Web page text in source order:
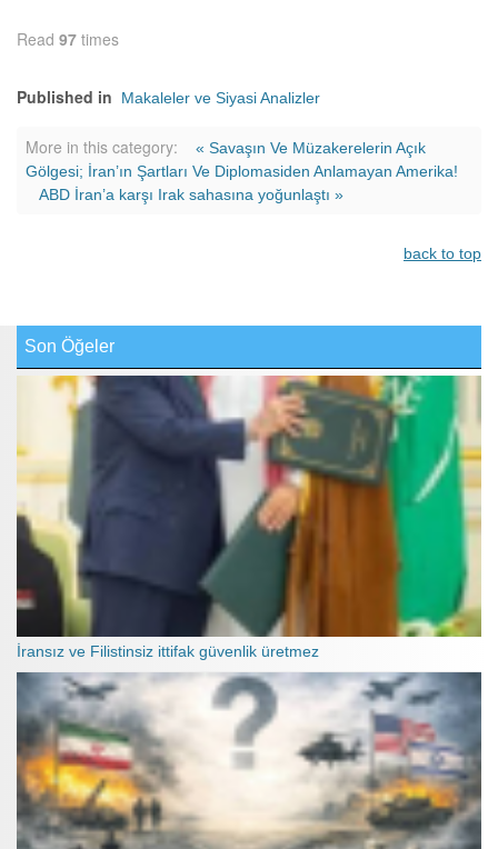
Read 97 times
Published in Makaleler ve Siyasi Analizler
More in this category:
« Savaşın Ve Müzakerelerin Açık
Gölgesi; İran’ın Şartları Ve Diplomasiden Anlamayan Amerika!
ABD İran’a karşı Irak sahasına yoğunlaştı »
back to top
Son Öğeler
İransız ve Filistinsiz ittifak güvenlik üretmez